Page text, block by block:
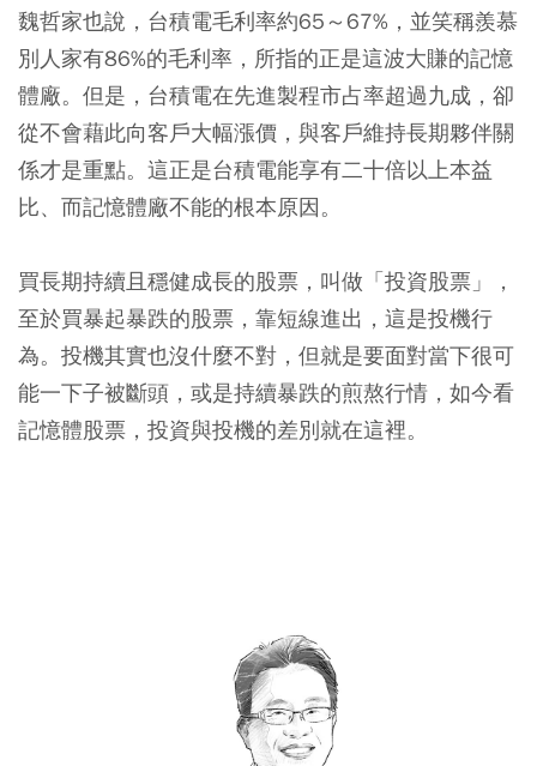
魏哲家也說，台積電毛利率約65～67%，並笑稱羨慕
別人家有86%的毛利率，所指的正是這波大賺的記憶
體廠。但是，台積電在先進製程市占率超過九成，卻
從不會藉此向客戶大幅漲價，與客戶維持長期夥伴關
係才是重點。這正是台積電能享有二十倍以上本益
比、而記憶體廠不能的根本原因。
買長期持續且穩健成長的股票，叫做「投資股票」，
至於買暴起暴跌的股票，靠短線進出，這是投機行
為。投機其實也沒什麼不對，但就是要面對當下很可
能一下子被斷頭，或是持續暴跌的煎熬行情，如今看
記憶體股票，投資與投機的差別就在這裡。